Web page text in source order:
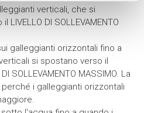
verticali, che si
LIVELLO DI SOLLEVAMENTO
galleggianti orizzontali fino a
si spostano verso il
SOLLEVAMENTO MASSIMO. La
i galleggianti orizzontali